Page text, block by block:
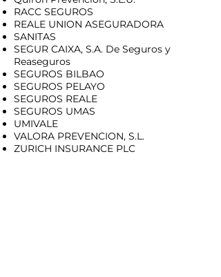
RACC SEGUROS
REALE UNION ASEGURADORA
SANITAS
SEGUR CAIXA, S.A. De Seguros y
Reaseguros
SEGUROS BILBAO
SEGUROS PELAYO
SEGUROS REALE
SEGUROS UMAS
UMIVALE
VALORA PREVENCION, S.L.
ZURICH INSURANCE PLC